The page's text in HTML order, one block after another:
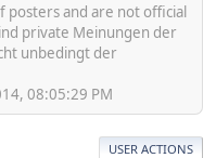
posters and are not official
private Meinungen der
unbedingt der
08:05:29 PM
USER ACTIONS